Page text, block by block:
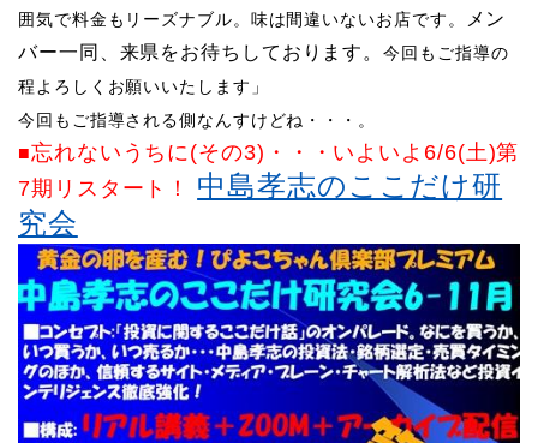
囲気で料金もリーズナブル。味は間違いないお店です。
メン
バー一同、来県をお待ちしております。今回もご指導の
程よろしくお願いいたします」
​今回もご指導される側なんすけどね・・・。
■忘れないう ちに(その3) ・・・ いよいよ6/6(土)第
7期リスタート！
中島孝志のここだけ研
究会